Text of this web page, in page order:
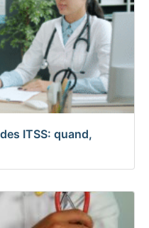
ITSS: quand,